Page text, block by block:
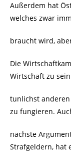
Außerdem hat
welches zwar
braucht wird,
Die
Wirtschaft zu
tunlichst
zu fungieren.
nächste
Strafgeldern, hat